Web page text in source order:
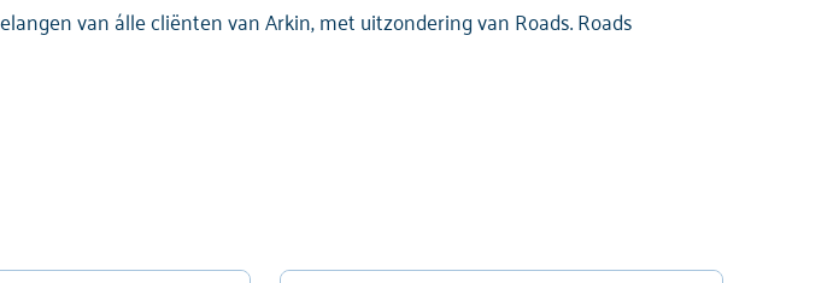
van álle cliënten van Arkin, met uitzondering van Roads. Roads